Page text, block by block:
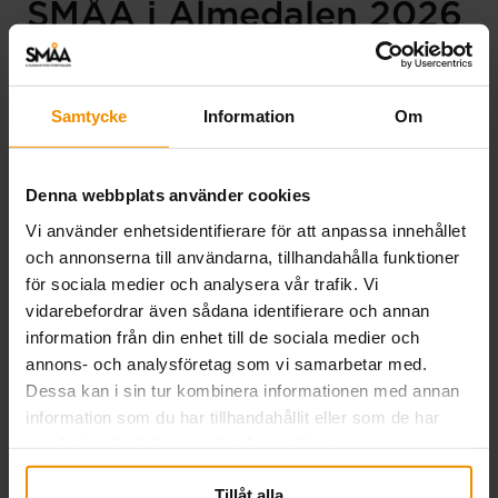
Samtycke Information Om
Denna webbplats använder cookies
Vi använder enhetsidentifierare för att anpassa innehållet
och annonserna till användarna, tillhandahålla funktioner
för sociala medier och analysera vår trafik. Vi
vidarebefordrar även sådana identifierare och annan
information från din enhet till de sociala medier och
annons- och analysföretag som vi samarbetar med.
Dessa kan i sin tur kombinera informationen med annan
information som du har tillhandahållit eller som de har
SMÅA i Almedalen 2026
03 juli, 2026
företagarnas villkor, knyta nya kontakter och stärka
samarbeten. Veckan präglades av samtal om
resulterade i flera värdefulla relationer.
Läs mer